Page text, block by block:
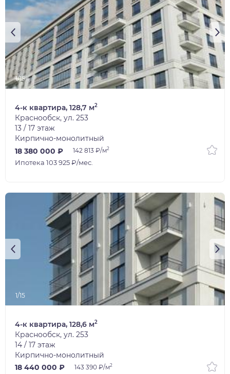
1/15
4-к квартира, 128,7 м2
Краснообск, ул. 253
13 / 17 этаж
Кирпично-монолитный
18 380 000 ₽
142 813 ₽/м2
Ипотека 103 925 ₽/мес.
1/15
4-к квартира, 128,6 м2
Краснообск, ул. 253
14 / 17 этаж
Кирпично-монолитный
18 440 000 ₽
143 390 ₽/м2